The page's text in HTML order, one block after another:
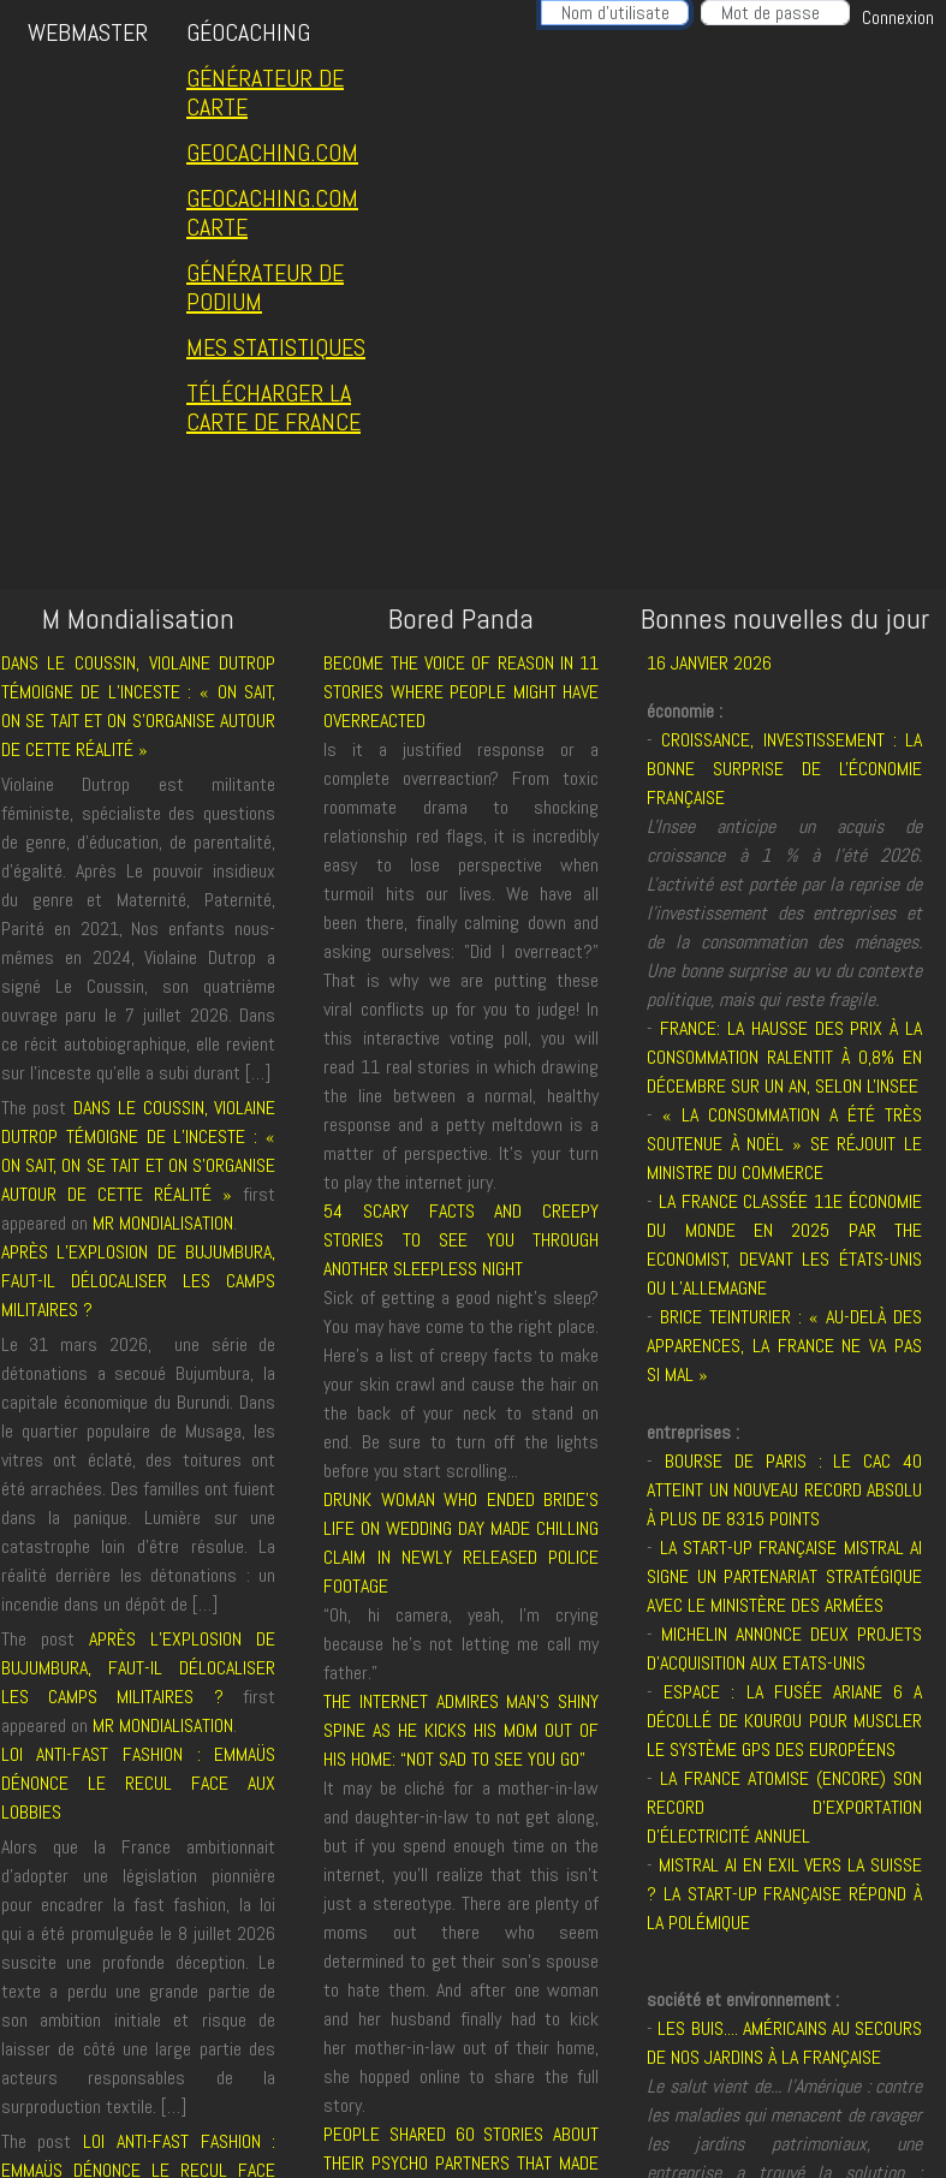
WEBMASTER
GÉOCACHING
GÉNÉRATEUR DE
CARTE
GEOCACHING.COM
GEOCACHING.COM
CARTE
GÉNÉRATEUR DE
PODIUM
MES STATISTIQUES
TÉLÉCHARGER LA
CARTE DE FRANCE
Nom d'utilisateur Connexion
M Mondialisation
DANS LE COUSSIN, VIOLAINE DUTROP
TÉMOIGNE DE L’INCESTE : « ON SAIT,
ON SE TAIT ET ON S’ORGANISE AUTOUR
DE CETTE RÉALITÉ »
Violaine Dutrop est militante
féministe, spécialiste des questions
de genre, d’éducation, de parentalité,
d’égalité. Après Le pouvoir insidieux
du genre et Maternité, Paternité,
Parité en 2021, Nos enfants nous-
mêmes en 2024, Violaine Dutrop a
signé Le Coussin, son quatrième
ouvrage paru le 7 juillet 2026. Dans
ce récit autobiographique, elle revient
sur l’inceste qu’elle a subi durant […]
The post DANS LE COUSSIN, VIOLAINE
DUTROP TÉMOIGNE DE L’INCESTE : «
ON SAIT, ON SE TAIT ET ON S’ORGANISE
AUTOUR DE CETTE RÉALITÉ » first
appeared on MR MONDIALISATION.
APRÈS L’EXPLOSION DE BUJUMBURA,
FAUT-IL DÉLOCALISER LES CAMPS
MILITAIRES ?
Le 31 mars 2026, une série de
détonations a secoué Bujumbura, la
capitale économique du Burundi. Dans
le quartier populaire de Musaga, les
vitres ont éclaté, des toitures ont
été arrachées. Des familles ont fuient
dans la panique. Lumière sur une
catastrophe loin d’être résolue. La
réalité derrière les détonations : un
incendie dans un dépôt de […]
The post APRÈS L’EXPLOSION DE
BUJUMBURA, FAUT-IL DÉLOCALISER
LES CAMPS MILITAIRES ? first
appeared on MR MONDIALISATION.
LOI ANTI-FAST FASHION : EMMAÜS
DÉNONCE LE RECUL FACE AUX
LOBBIES
Alors que la France ambitionnait
d’adopter une législation pionnière
pour encadrer la fast fashion, la loi
qui a été promulguée le 8 juillet 2026
suscite une profonde déception. Le
texte a perdu une grande partie de
son ambition initiale et risque de
laisser de côté une large partie des
acteurs responsables de la
surproduction textile. […]
The post LOI ANTI-FAST FASHION :
EMMAÜS DÉNONCE LE RECUL FACE
Bored Panda
BECOME THE VOICE OF REASON IN 11
STORIES WHERE PEOPLE MIGHT HAVE
OVERREACTED
Is it a justified response or a
complete overreaction? From toxic
roommate drama to shocking
relationship red flags, it is incredibly
easy to lose perspective when
turmoil hits our lives. We have all
been there, finally calming down and
asking ourselves: "Did I overreact?"
That is why we are putting these
viral conflicts up for you to judge! In
this interactive voting poll, you will
read 11 real stories in which drawing
the line between a normal, healthy
response and a petty meltdown is a
matter of perspective. It’s your turn
to play the internet jury.
54 SCARY FACTS AND CREEPY
STORIES TO SEE YOU THROUGH
ANOTHER SLEEPLESS NIGHT
Sick of getting a good night's sleep?
You may have come to the right place.
Here's a list of creepy facts to make
your skin crawl and cause the hair on
the back of your neck to stand on
end. Be sure to turn off the lights
before you start scrolling...
DRUNK WOMAN WHO ENDED BRIDE’S
LIFE ON WEDDING DAY MADE CHILLING
CLAIM IN NEWLY RELEASED POLICE
FOOTAGE
“Oh, hi camera, yeah, I’m crying
because he’s not letting me call my
father.”
THE INTERNET ADMIRES MAN’S SHINY
SPINE AS HE KICKS HIS MOM OUT OF
HIS HOME: “NOT SAD TO SEE YOU GO”
It may be cliché for a mother-in-law
and daughter-in-law to not get along,
but if you spend enough time on the
internet, you’ll realize that this isn’t
just a stereotype. There are plenty of
moms out there who seem
determined to get their son’s spouse
to hate them. And after one woman
and her husband finally had to kick
her mother-in-law out of their home,
she hopped online to share the full
story.
PEOPLE SHARED 60 STORIES ABOUT
THEIR PSYCHO PARTNERS THAT MADE
Bonnes nouvelles du jour
16 JANVIER 2026
économie :
- CROISSANCE, INVESTISSEMENT : LA
BONNE SURPRISE DE L'ÉCONOMIE
FRANÇAISE
L'Insee anticipe un acquis de
croissance à 1 % à l'été 2026.
L'activité est portée par la reprise de
l'investissement des entreprises et
de la consommation des ménages.
Une bonne surprise au vu du contexte
politique, mais qui reste fragile.
- FRANCE: LA HAUSSE DES PRIX À LA
CONSOMMATION RALENTIT À 0,8% EN
DÉCEMBRE SUR UN AN, SELON L'INSEE
-« LA CONSOMMATION A ÉTÉ TRÈS
SOUTENUE À NOËL » SE RÉJOUIT LE
MINISTRE DU COMMERCE
- LA FRANCE CLASSÉE 11E ÉCONOMIE
DU MONDE EN 2025 PAR THE
ECONOMIST, DEVANT LES ÉTATS-UNIS
OU L’ALLEMAGNE
- BRICE TEINTURIER : « AU-DELÀ DES
APPARENCES, LA FRANCE NE VA PAS
SI MAL »
entreprises :
- BOURSE DE PARIS : LE CAC 40
ATTEINT UN NOUVEAU RECORD ABSOLU
À PLUS DE 8315 POINTS
- LA START-UP FRANÇAISE MISTRAL AI
SIGNE UN PARTENARIAT STRATÉGIQUE
AVEC LE MINISTÈRE DES ARMÉES
- MICHELIN ANNONCE DEUX PROJETS
D’ACQUISITION AUX ETATS-UNIS
- ESPACE : LA FUSÉE ARIANE 6 A
DÉCOLLÉ DE KOUROU POUR MUSCLER
LE SYSTÈME GPS DES EUROPÉENS
- LA FRANCE ATOMISE (ENCORE) SON
RECORD D'EXPORTATION
D'ÉLECTRICITÉ ANNUEL
- MISTRAL AI EN EXIL VERS LA SUISSE
? LA START-UP FRANÇAISE RÉPOND À
LA POLÉMIQUE
société et environnement :
- LES BUIS.... AMÉRICAINS AU SECOURS
DE NOS JARDINS À LA FRANÇAISE
Le salut vient de... l'Amérique : contre
les maladies qui menacent de ravager
les jardins patrimoniaux, une
entreprise a trouvé la solution :